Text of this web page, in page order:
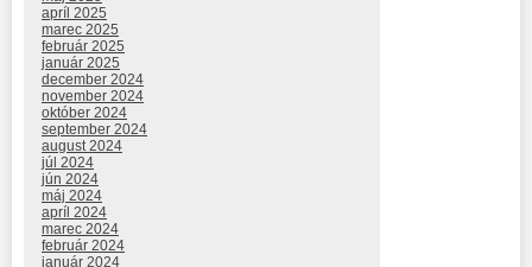
apríl 2025
marec 2025
február 2025
január 2025
december 2024
november 2024
október 2024
september 2024
august 2024
júl 2024
jún 2024
máj 2024
apríl 2024
marec 2024
február 2024
január 2024